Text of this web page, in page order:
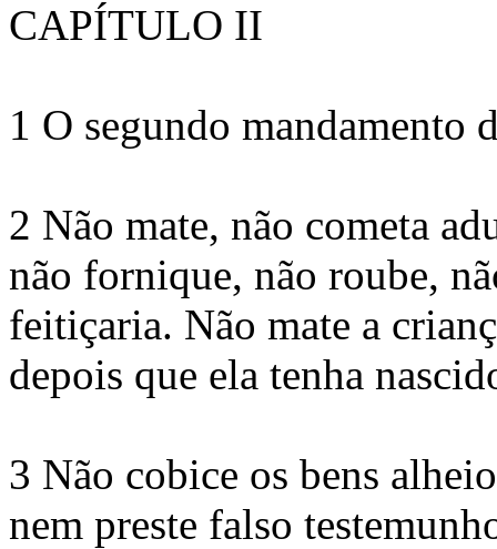
CAPÍTULO II
1 O segundo mandamento
2 Não mate, não cometa
não fornique, não roube,
feitiçaria. Não mate a
depois que ela tenha
3 Não cobice os bens
nem preste falso